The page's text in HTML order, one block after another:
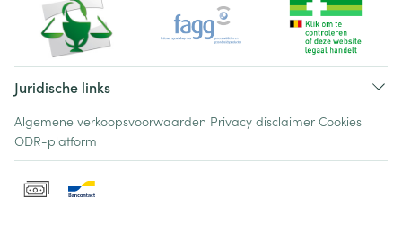
Juridische links
Algemene verkoopsvoorwaarden Privacy disclaimer Cookies
ODR-platform